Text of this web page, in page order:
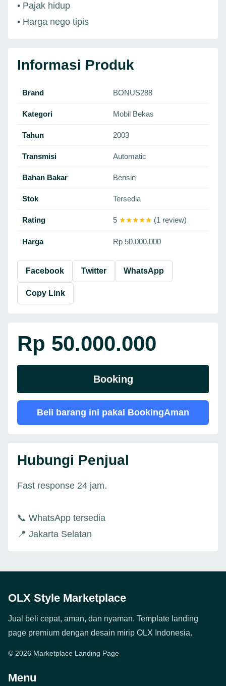
• Pajak hidup
• Harga nego tipis
Informasi Produk
Brand BONUS288
Kategori Mobil Bekas
Tahun 2003
Transmisi Automatic
Bahan Bakar Bensin
Stok Tersedia
Rating 5 ★★★★★ (1 review)
Harga Rp 50.000.000
Facebook Twitter WhatsApp
Copy Link
Rp 50.000.000
Booking
Beli barang ini pakai BookingAman
Hubungi Penjual
Fast response 24 jam.
📞 WhatsApp tersedia
📍 Jakarta Selatan
OLX Style Marketplace
Jual beli cepat, aman, dan nyaman. Template landing
page premium dengan desain mirip OLX Indonesia.
© 2026 Marketplace Landing Page
Menu